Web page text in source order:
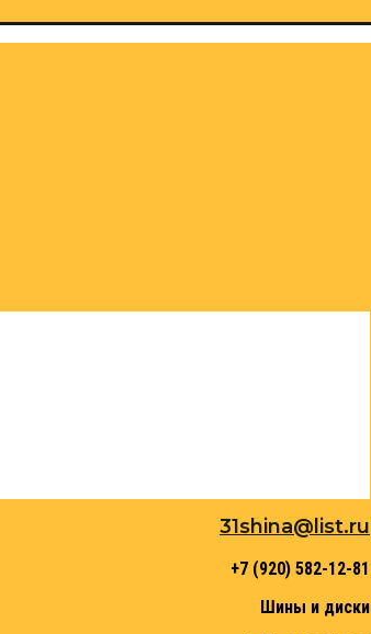
31shina@list.ru
+7 (920) 582-12-81
Шины и диски